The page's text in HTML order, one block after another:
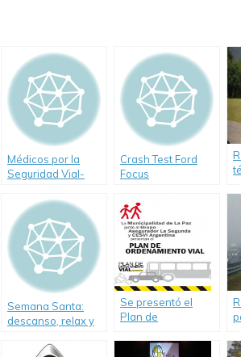
Médicos por la
Seguridad Vial-
Crash Test Ford
Focus
Semana Santa:
descanso, relax y
Se presentó el
Plan de
en La Paz, Entre